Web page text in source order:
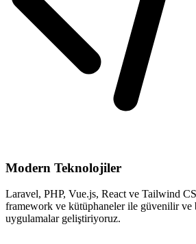
Modern Teknolojiler
Laravel, PHP, Vue.js, React ve Tailwind
framework ve kütüphaneler ile güvenilir ve
uygulamalar geliştiriyoruz.